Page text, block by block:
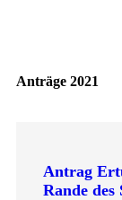
Anträge 2021
Antrag
Rande des